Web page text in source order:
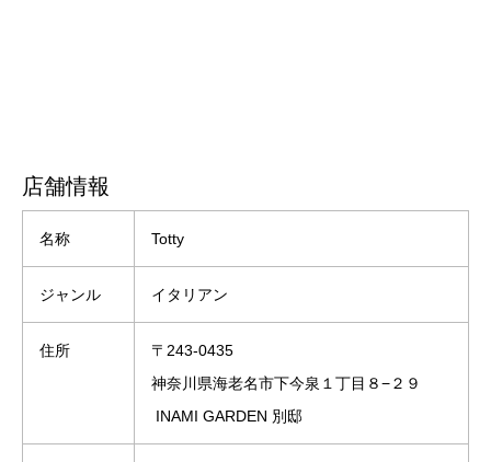
店舗情報
名称 Totty
ジャンル イタリアン
住所
〒243-0435
神奈川県海老名市下今泉１丁目８−２９
INAMI GARDEN 別邸